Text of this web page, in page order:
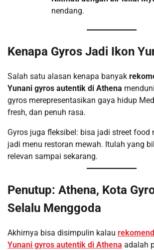
nendang.
Kenapa Gyros Jadi Ikon
Salah satu alasan kenapa banyak
Yunani gyros autentik di Athena
gyros merepresentasikan gaya hidup
fresh, dan penuh rasa.
Gyros juga fleksibel: bisa jadi street food
jadi menu restoran mewah. Itulah yang
relevan sampai sekarang.
Penutup: Athena, Kota
Selalu Menggoda
Akhirnya bisa disimpulin kalau
Yunani gyros autentik di Athena adalah